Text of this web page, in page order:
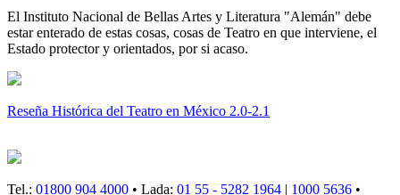
El Instituto Nacional de Bellas Artes y Literatura "Alemán" debe
estar enterado de estas cosas, cosas de Teatro en que interviene, el
Estado protector y orientados, por si acaso.
Reseña Histórica del Teatro en México 2.0-2.1
Tel.: 01800 904 4000 • Lada: 01 55 - 5282 1964 | 1000 5636 •